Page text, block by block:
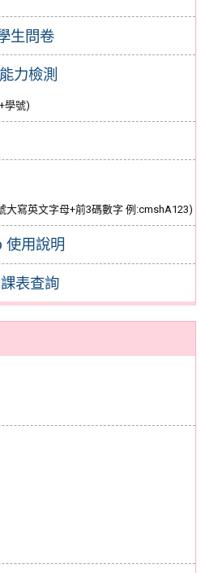
生問卷
力檢測
學號)
大寫英文字母+前3碼數字 例:cmshA123)
使用說明
表查詢